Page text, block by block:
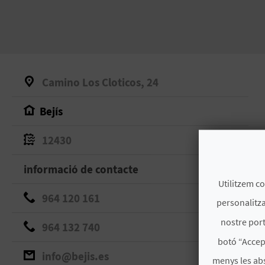
Camino Los Cloticos, 24
Bejís
12430
informació de contacte
964 120 161
964 132 740
info@bejis.es
Utilitzem
nostre
botó
menys les